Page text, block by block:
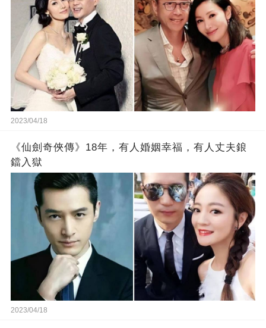
2023/04/18
《仙劍奇俠傳》18年，有人婚姻幸福，有人丈夫鋃
鐺入獄
2023/04/18